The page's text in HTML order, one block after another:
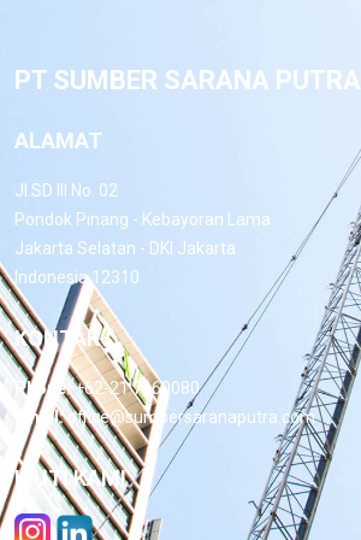
PT SUMBER SARANA PUTRA
ALAMAT
Jl.SD III No. 02
Pondok Pinang - Kebayoran Lama
Jakarta Selatan - DKI Jakarta
Indonesia 12310
KONTAK
Phone: +62-21 7660080
Email:office@sumbersaranaputra.com
IKUTI KAMI